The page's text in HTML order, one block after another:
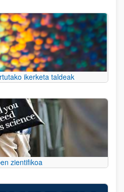
ikerketa taldeak
zientifikoa